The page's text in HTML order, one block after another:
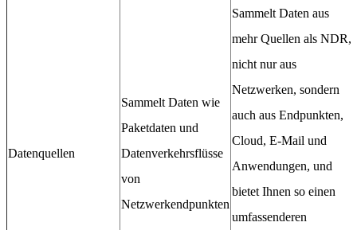
Datenquellen
Sammelt Daten wie
Paketdaten und
Datenverkehrsflüsse
von
Netzwerkendpunkten
Sammelt Daten aus
mehr Quellen als NDR,
nicht nur aus
Netzwerken, sondern
auch aus Endpunkten,
Cloud, E-Mail und
Anwendungen, und
bietet Ihnen so einen
umfassenderen